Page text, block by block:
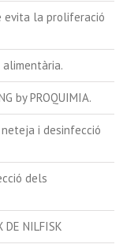
evita la proliferació
alimentària.
by PROQUIMIA.
i desinfecció
dels
DE NILFISK